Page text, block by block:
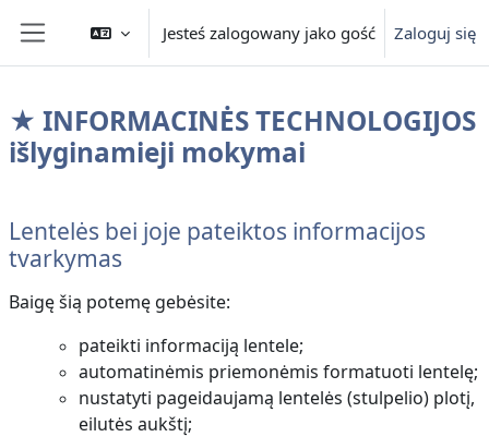
Przejdź do głównej zawartości
Panel boczny
Jesteś zalogowany jako gość Zaloguj się
★ INFORMACINĖS TECHNOLOGIJOS
išlyginamieji mokymai
Przegląd sekcji
Lentelės bei joje pateiktos informacijos
tvarkymas
Baigę šią potemę gebėsite:
pateikti informaciją lentele;
automatinėmis priemonėmis formatuoti lentelę;
nustatyti pageidaujamą lentelės (stulpelio) plotį,
eilutės aukštį;